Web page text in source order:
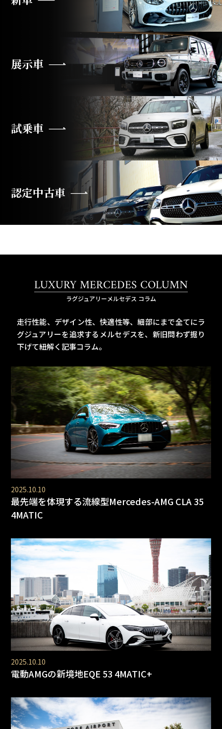
展示車
試乗車
認定中古車
LUXURY MERCEDES COLUMN
ラグジュアリーメルセデス コラム
走行性能、デザイン性、快適性等、細部にまで全てにラ
グジュアリーを追求するメルセデスを、 新旧問わず掘り
下げて紐解く記事コラム。
2025.10.10
最先端を体現する流線型Mercedes-AMG CLA 35
4MATIC
2025.10.10
電動AMGの新境地EQE 53 4MATIC+